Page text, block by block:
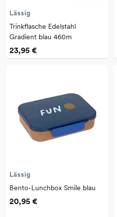
Lässig
Trinkflasche Edelstahl
Gradient blau 460m
23,95 €
Lässig
Bento-Lunchbox Smile blau
20,95 €